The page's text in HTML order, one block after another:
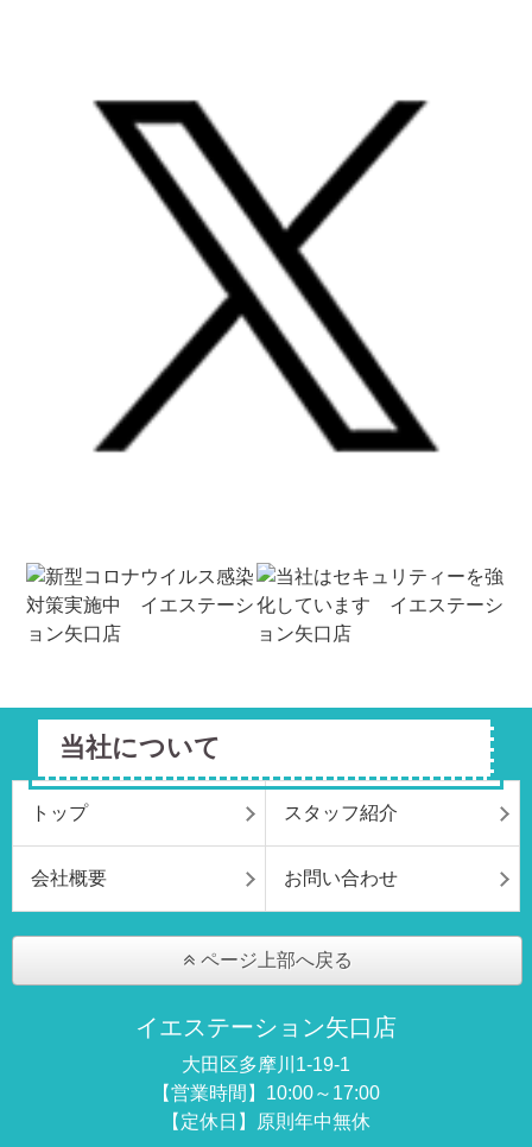
当社について
トップ スタッフ紹介
会社概要 お問い合わせ
ページ上部へ戻る
イエステーション矢口店
大田区多摩川1-19-1
【営業時間】10:00～17:00
【定休日】原則年中無休